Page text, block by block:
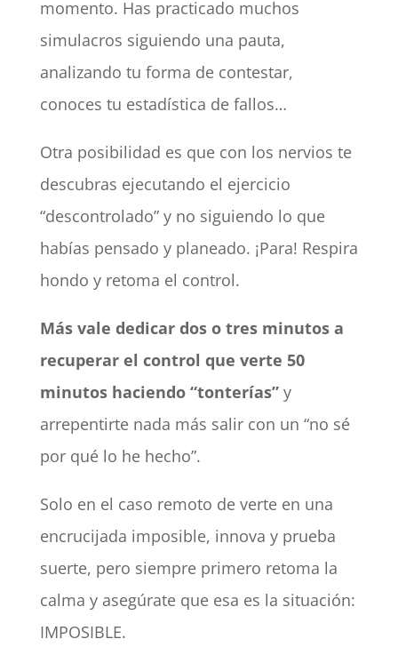
momento. Has practicado muchos
simulacros siguiendo una pauta,
analizando tu forma de contestar,
conoces tu estadística de fallos…
Otra posibilidad es que con los nervios te
descubras ejecutando el ejercicio
“descontrolado” y no siguiendo lo que
habías pensado y planeado. ¡Para! Respira
hondo y retoma el control.
Más vale dedicar dos o tres minutos a
recuperar el control que verte 50
minutos haciendo “tonterías”y
arrepentirte nada más salir con un “no sé
por qué lo he hecho”.
Solo en el caso remoto de verte en una
encrucijada imposible, innova y prueba
suerte, pero siempre primero retoma la
calma y asegúrate que esa es la situación:
IMPOSIBLE.